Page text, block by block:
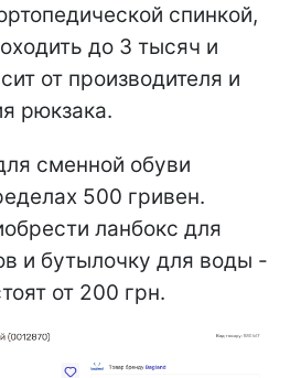
спинкой,
до 3 тысяч и
от производителя и
рюкзака.
сменной обуви
500 гривен.
ланбокс для
и бутылочку для воды -
от 200 грн.